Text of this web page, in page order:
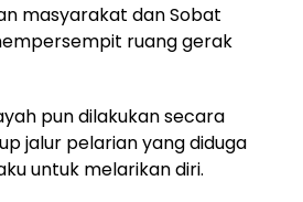
masyarakat dan Sobat
ruang gerak
pun dilakukan secara
jalur pelarian yang diduga
untuk melarikan diri.